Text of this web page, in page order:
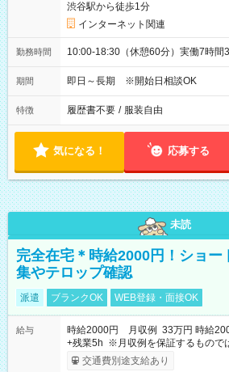
渋谷駅から徒歩1分
インターネット関連
勤務時間 10:00-18:30（休憩60分）実働7時間
期間 即日～長期 ※開始日相談OK
特徴 履歴書不要 / 服装自由
気になる！ 応募する
未読
完全在宅＊時給2000円！ショー
集やテロップ確認
派遣 ブランクOK WEB登録・面接OK
給与
時給2000円 月収例 33万円 時給
+残業5h ※月収例を保証するもので
取りサービス利用可（利用条件有）
交通費別途支給あり